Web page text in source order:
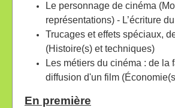
Le personnage de cinéma
représentations) - L’écriture
Trucages et effets spéciaux,
(Histoire(s) et techniques)
Les métiers du cinéma : de la
diffusion d'un film
En première